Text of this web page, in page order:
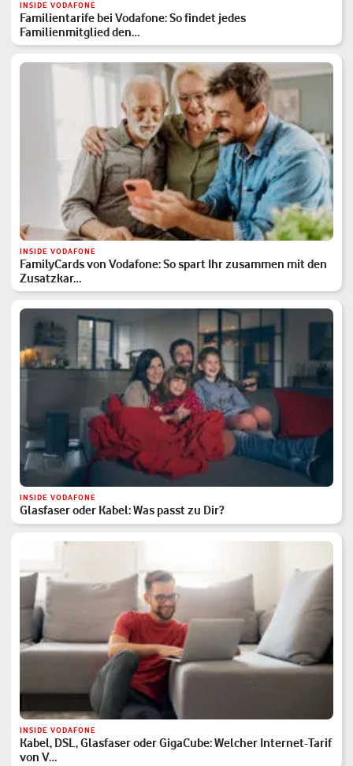
INSIDE VODAFONE
Familientarife bei Vodafone: So findet jedes
Familienmitglied den…
INSIDE VODAFONE
FamilyCards von Vodafone: So spart Ihr zusammen mit den
Zusatzkar…
INSIDE VODAFONE
Glasfaser oder Kabel: Was passt zu Dir?
INSIDE VODAFONE
Kabel, DSL, Glasfaser oder GigaCube: Welcher Internet-Tarif
von V…